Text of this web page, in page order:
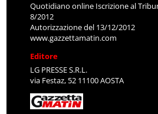
Quotidiano online Iscrizione al
8/2012
Autorizzazione del 13/12/2012
www.gazzettamatin.com
Editore
LG PRESSE S.R.L.
via Festaz, 52 11100 AOSTA